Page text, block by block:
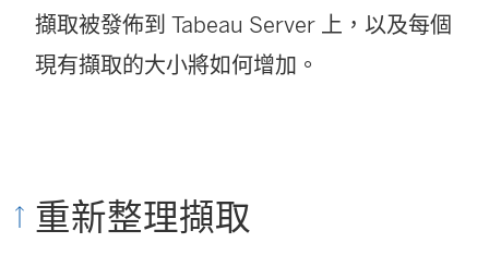
擷取被發佈到 Tabeau Server 上，以及每個
現有擷取的大小將如何增加。
重新整理擷取